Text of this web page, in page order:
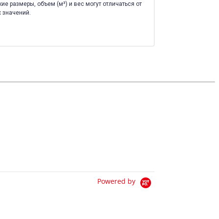
размеры, объем (м³) и вес могут отличаться от
значений.
Powered by